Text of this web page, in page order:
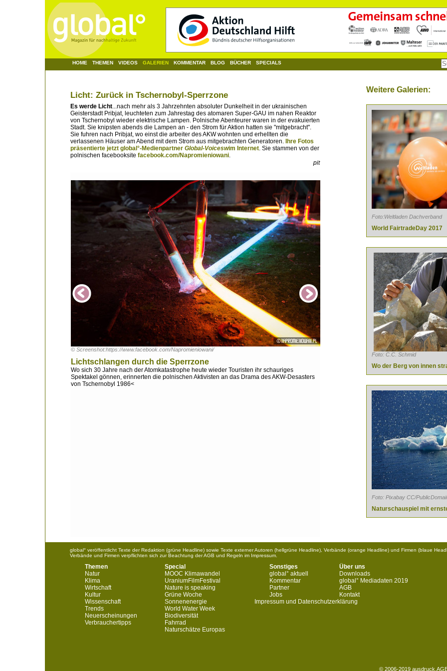
HOME THEMEN VIDEOS GALERIEN KOMMENTAR BLOG BÜCHER SPECIALS
Licht: Zurück in Tschernobyl-Sperrzone
Es werde Licht...nach mehr als 3 Jahrzehnten absoluter Dunkelheit in der ukrainischen
Geisterstadt Pribjat, leuchteten zum Jahrestag des atomaren Super-GAU im nahen Reaktor
von Tschernobyl wieder elektrische Lampen. Polnische Abenteurer waren in der evakuierten
Stadt. Sie knipsten abends die Lampen an - den Strom für Aktion hatten sie "mitgebracht".
Sie fuhren nach Pribjat, wo einst die arbeiter des AKW wohnten und erhellten die
verlassenen Häuser am Abend mit dem Strom aus mitgebrachten Generatoren. Ihre Fotos
präsentierte jetzt global°-Medienpartner Global-Voiceswim Internet. Sie stammen von der
polnischen facebooksite facebook.com/Napromieniowani.
pit
© Screenshot:https://www.facebook.com/Napromieniowani/
Lichtschlangen durch die Sperrzone
Wo sich 30 Jahre nach der Atomkatastrophe heute wieder Touristen ihr schauriges
Spektakel gönnen, erinnerten die polnischen Aktivisten an das Drama des AKW-Desasters
von Tschernobyl 1986<
© Screenshot:https://www.facebook.com/
Grauen ins Licht gerückt
Die Zeit blieb stehen in Pribjat, nachdem die
Strahlung suchten.
Weitere Galerien:
Foto:Weltladen Dachverband
World FairtradeDay 2017
Foto: C.C. Schmid
Wo der Berg von innen
Foto: Pixabay CC/
Naturschauspiel mit
global° veröffentlicht Texte der Redaktion (grüne Headline) sowie Texte externer Autoren (hellgrüne Headline), Verbände (orange Headline) und Firmen (blaue
Verbände und Firmen verpflichten sich zur Beachtung der AGB und Regeln im Impressum.
Themen
Natur
Klima
Wirtschaft
Kultur
Wissenschaft
Trends
Neuerscheinungen
Verbrauchertipps
Special
MOOC Klimawandel
UraniumFilmFestival
Nature is speaking
Grüne Woche
Sonnenenergie
World Water Week
Biodiversität
Fahrrad
Naturschätze Europas
Sonstiges
global° aktuell
Kommentar
Partner
Jobs
Über uns
Downloads
global° Mediadaten 2019
AGB
Kontakt
Impressum und Datenschutzerklärung
© 2006-2019